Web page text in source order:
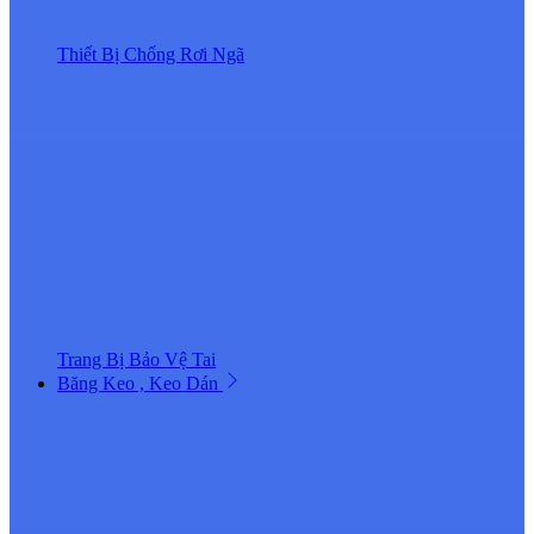
Thiết Bị Chống Rơi Ngã
Trang Bị Bảo Vệ Tai
Băng Keo , Keo Dán